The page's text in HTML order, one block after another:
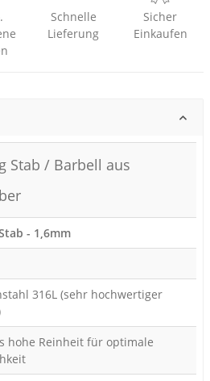
Schnelle
Lieferung
Sicher
Einkaufen
Stab / Barbell aus
- 1,6mm
316L (sehr hochwertiger
hohe Reinheit für optimale